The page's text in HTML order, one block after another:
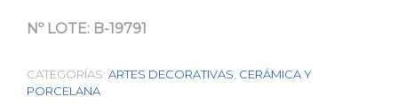
Nº LOTE: B-19791
CATEGORÍAS: ARTES DECORATIVAS, CERÁMICA Y
PORCELANA